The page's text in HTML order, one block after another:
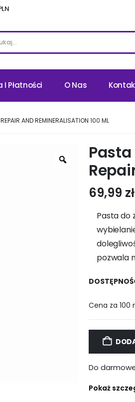
Płatności O Nas
AND REMINERALISATION 100 ML
69,99 zł
Pasta do
pozwala
Cena za 100
Do
Pokaż